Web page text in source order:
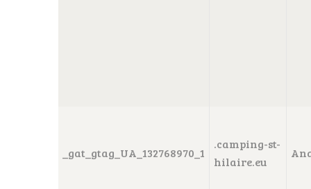
_gat_gtag_UA_132768970_1
.camping-st-
hilaire.eu